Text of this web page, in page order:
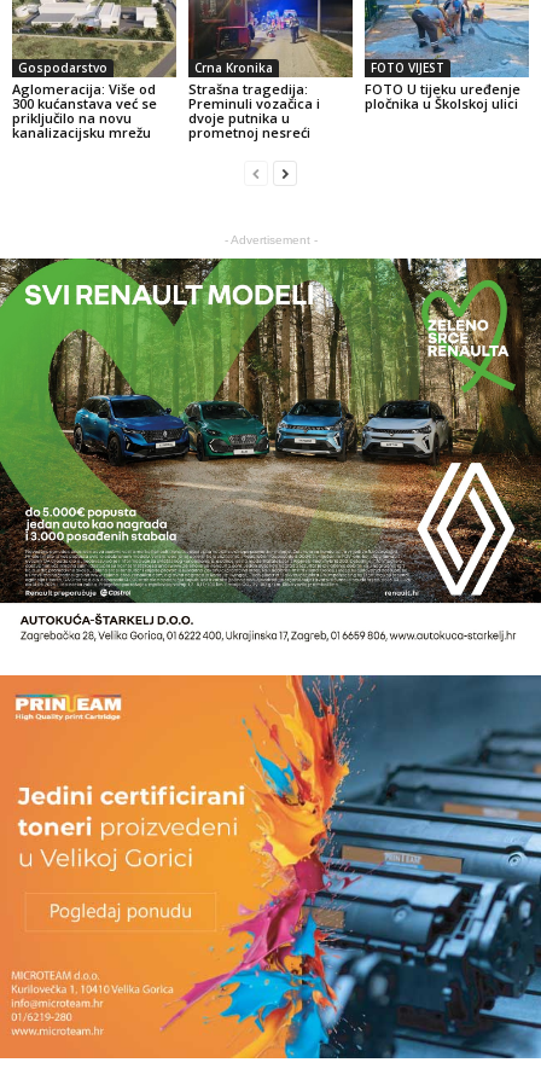
Gospodarstvo
Aglomeracija: Više od
300 kućanstava već se
priključilo na novu
kanalizacijsku mrežu
Crna Kronika
Strašna tragedija:
Preminuli vozačica i
dvoje putnika u
prometnoj nesreći
FOTO VIJEST
FOTO U tijeku uređenje
pločnika u Školskoj ulici
- Advertisement -